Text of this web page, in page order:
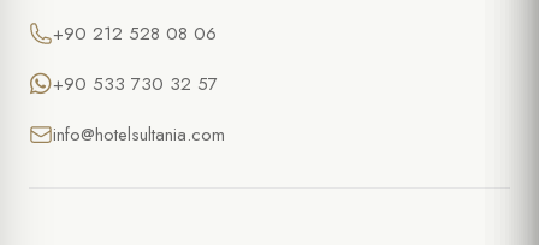
+90 212 528 08 06
+90 533 730 32 57
info@hotelsultania.com